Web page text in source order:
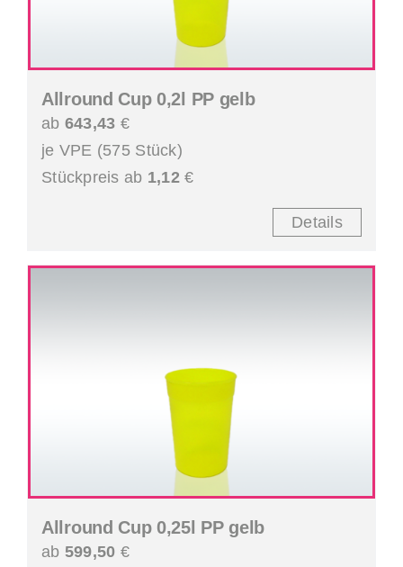
Allround Cup 0,2l PP gelb
ab 643,43 €
je VPE (575 Stück)
Stückpreis ab 1,12€
Details
Allround Cup 0,25l PP gelb
ab 599,50 €